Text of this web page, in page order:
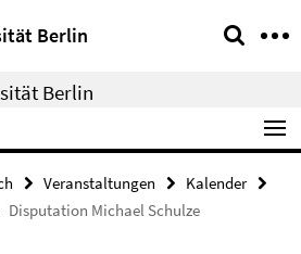
Berlin
Berlin
Veranstaltungen
Kalender
Disputation Michael Schulze